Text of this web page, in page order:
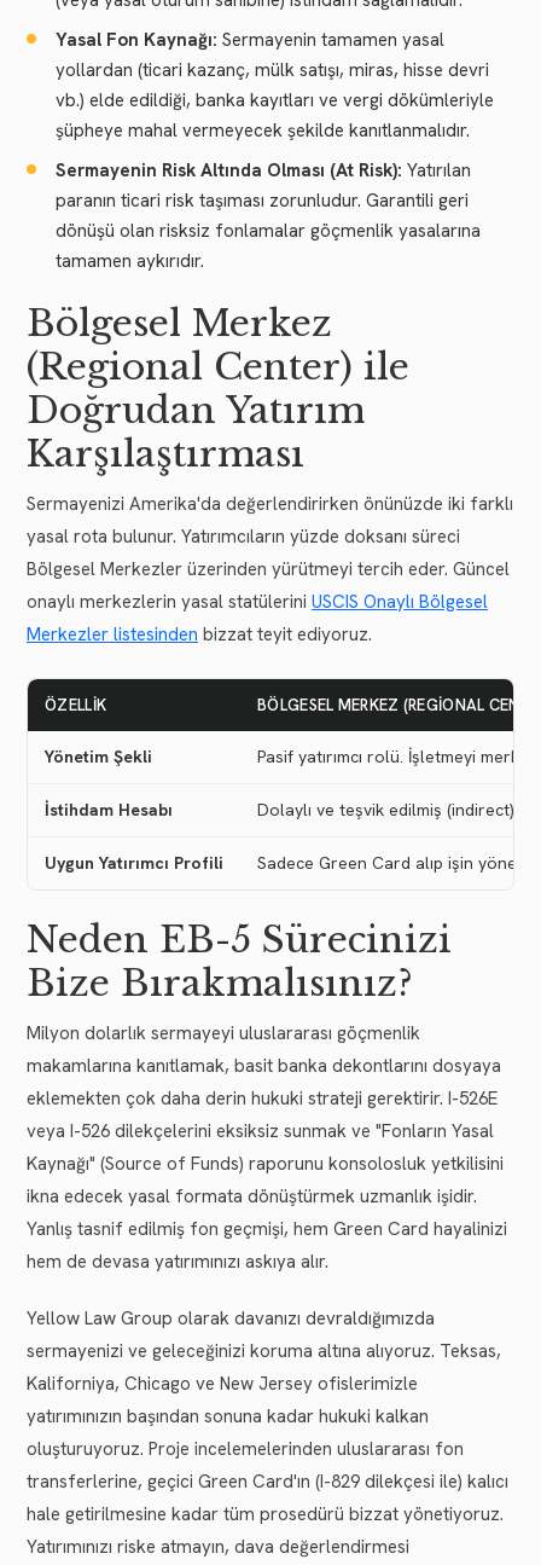
Yasal Fon Kaynağı: Sermayenin tamamen yasal
yollardan (ticari kazanç, mülk satışı, miras, hisse devri
vb.) elde edildiği, banka kayıtları ve vergi dökümleriyle
şüpheye mahal vermeyecek şekilde kanıtlanmalıdır.
Sermayenin Risk Altında Olması (At Risk): Yatırılan
paranın ticari risk taşıması zorunludur. Garantili geri
dönüşü olan risksiz fonlamalar göçmenlik yasalarına
tamamen aykırıdır.
Bölgesel Merkez
(Regional Center) ile
Doğrudan Yatırım
Karşılaştırması
Sermayenizi Amerika'da değerlendirirken önünüzde iki farklı
yasal rota bulunur. Yatırımcıların yüzde doksanı süreci
Bölgesel Merkezler üzerinden yürütmeyi tercih eder. Güncel
onaylı merkezlerin yasal statülerini USCIS Onaylı Bölgesel
Merkezler listesinden bizzat teyit ediyoruz.
ÖZELLIK BÖLGESEL MERKEZ (REGIONAL
Yönetim Şekli Pasif yatırımcı rolü. İşletmeyi
İstihdam Hesabı Dolaylı ve teşvik edilmiş (indirect)
Uygun Yatırımcı Profili Sadece Green Card alıp işin
Neden EB-5 Sürecinizi
Bize Bırakmalısınız?
Milyon dolarlık sermayeyi uluslararası göçmenlik
makamlarına kanıtlamak, basit banka dekontlarını dosyaya
eklemekten çok daha derin hukuki strateji gerektirir. I-526E
veya I-526 dilekçelerini eksiksiz sunmak ve "Fonların Yasal
Kaynağı" (Source of Funds) raporunu konsolosluk yetkilisini
ikna edecek yasal formata dönüştürmek uzmanlık işidir.
Yanlış tasnif edilmiş fon geçmişi, hem Green Card hayalinizi
hem de devasa yatırımınızı askıya alır.
Yellow Law Group olarak davanızı devraldığımızda
sermayenizi ve geleceğinizi koruma altına alıyoruz. Teksas,
Kaliforniya, Chicago ve New Jersey ofislerimizle
yatırımınızın başından sonuna kadar hukuki kalkan
oluşturuyoruz. Proje incelemelerinden uluslararası fon
transferlerine, geçici Green Card'ın (I-829 dilekçesi ile) kalıcı
hale getirilmesine kadar tüm prosedürü bizzat yönetiyoruz.
Yatırımınızı riske atmayın, dava değerlendirmesi